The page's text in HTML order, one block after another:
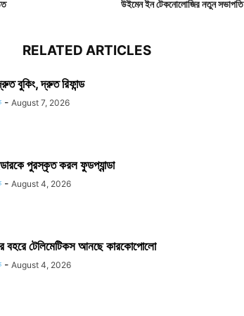
উইমেন ইন টেকনোলোজির নতুন সভাপতি
RELATED ARTICLES
বুকিং, দ্রুত রিফান্ড
- August 7, 2026
পুরস্কৃত করল ফুডপ্যান্ডা
- August 4, 2026
বহরে টেলিমেটিকস আনছে কারকোপোলো
- August 4, 2026